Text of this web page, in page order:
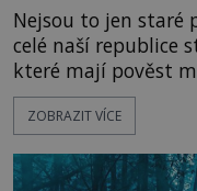
Nejsou to jen staré
celé naší republice
které mají pověst
ozývají
jevy. Zatímco historici většinou hledají racionální
lokality vykazují
ZOBRAZIT VÍCE